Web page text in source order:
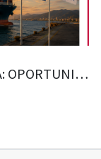
MÁS ALLÁ DE EUROPA: OPORTUNIDADES DE EXPORTACIÓN EN MERCOSUR E INDIA